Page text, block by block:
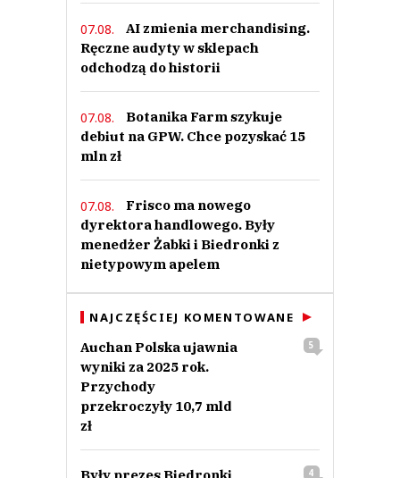
07.08.
AI zmienia merchandising.
Ręczne audyty w sklepach
odchodzą do historii
07.08.
Botanika Farm szykuje
debiut na GPW. Chce pozyskać 15
mln zł
07.08.
Frisco ma nowego
dyrektora handlowego. Były
menedżer Żabki i Biedronki z
nietypowym apelem
NAJCZĘŚCIEJ KOMENTOWANE
Auchan Polska ujawnia
wyniki za 2025 rok.
Przychody
przekroczyły 10,7 mld
zł
5
4